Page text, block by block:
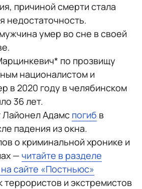
причиной смерти стала
недостаточность.
умер во сне в своей
по прозвищу
националистом и
в 2020 году в челябинском
36 лет.
Лайонел Адамс погиб в
падения из окна.
о криминальной хронике и
— читайте в разделе
сайте «Постньюс»
террористов и экстремистов